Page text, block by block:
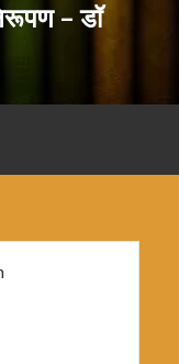
– डॉ